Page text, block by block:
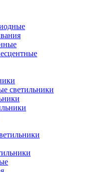
светильники